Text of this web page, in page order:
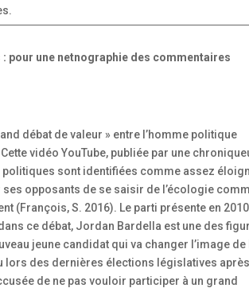
pour une netnographie des commentaires
débat de valeur » entre l’homme politique
vidéo YouTube, publiée par une
sont identifiées comme assez
opposants de se saisir de l’écologie
(François, S. 2016). Le parti présente en 2010
ce débat, Jordan Bardella est une des
jeune candidat qui va changer l’image de
lors des dernières élections législatives après
de ne pas vouloir participer à un grand